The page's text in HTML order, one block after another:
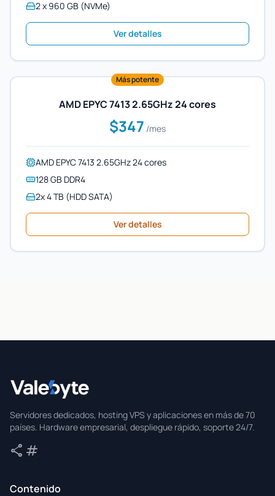
2 x 960 GB (NVMe)
Ver detalles
Más potente
AMD EPYC 7413 2.65GHz 24 cores
$347 /mes
AMD EPYC 7413 2.65GHz 24 cores
128 GB DDR4
2x 4 TB (HDD SATA)
Ver detalles
Servidores dedicados, hosting VPS y aplicaciones en más de 70
países. Hardware empresarial, despliegue rápido, soporte 24/7.
share Compartir
tag
Contenido